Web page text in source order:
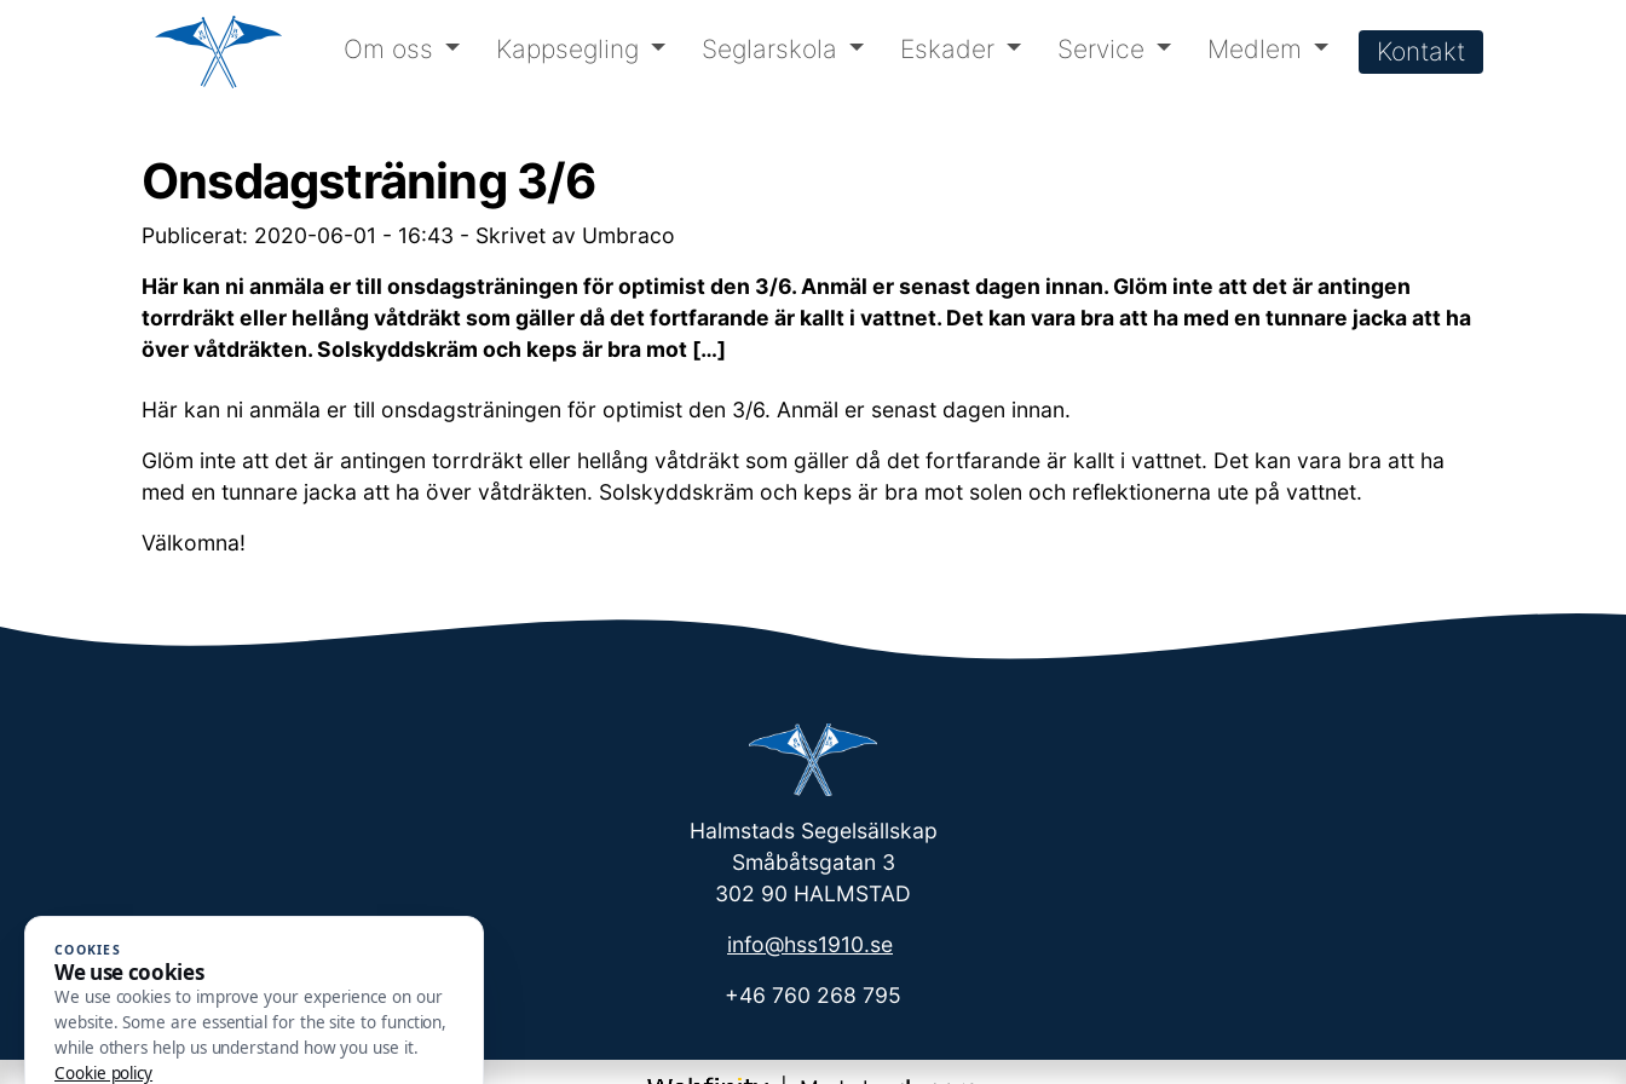
Om oss Kappsegling Seglarskola Eskader Service Medlem Kontakt
Onsdagsträning 3/6
Publicerat: 2020-06-01 - 16:43 - Skrivet av Umbraco
Här kan ni anmäla er till onsdagsträningen för optimist den 3/6. Anmäl er senast dagen innan. Glöm inte att det är antingen
torrdräkt eller hellång våtdräkt som gäller då det fortfarande är kallt i vattnet. Det kan vara bra att ha med en tunnare jacka att ha
över våtdräkten. Solskyddskräm och keps är bra mot […]
Här kan ni anmäla er till onsdagsträningen för optimist den 3/6. Anmäl er senast dagen innan.
Glöm inte att det är antingen torrdräkt eller hellång våtdräkt som gäller då det fortfarande är kallt i vattnet. Det kan vara bra att ha
med en tunnare jacka att ha över våtdräkten. Solskyddskräm och keps är bra mot solen och reflektionerna ute på vattnet.
Välkomna!
Halmstads Segelsällskap
Småbåtsgatan 3
302 90 HALMSTAD
info@hss1910.se
+46 760 268 795
COOKIES
We use cookies
We use cookies to improve your experience on our
website. Some are essential for the site to function,
while others help us understand how you use it.
Cookie policy